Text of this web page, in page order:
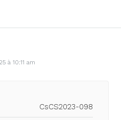
à 10:11 am
CsCS2023-098